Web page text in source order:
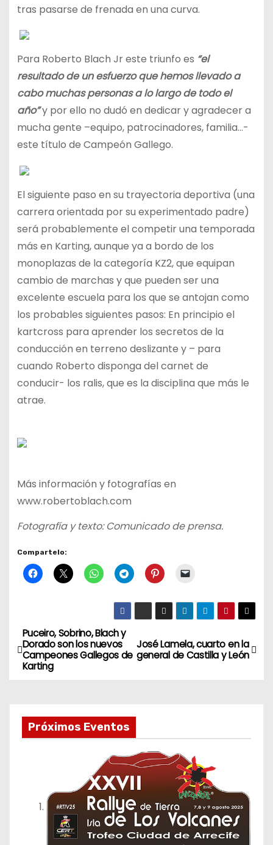
tras pasarse de frenada en una curva.
Para Roberto Blach Jr este triunfo es “el
resultado de un esfuerzo que hemos llevado a
cabo muchas personas a lo largo de todo el
año”y por ello no dudó en dedicar y agradecer a
mucha gente –equipo, patrocinadores, familia…-
este título de Campeón Gallego.
El siguiente paso en su trayectoria deportiva (una
carrera orientada por su experimentado padre)
será probablemente el competir una temporada
más en Karting, aunque ya a bordo de los
monoplazas de la categoría KZ2, que equipan
cambio de marchas y que pueden ser una
excelente escuela para los que se antojan como
los probables siguientes pasos: En principio el
kartcross para aprender los secretos de la
conducción en terreno deslizante y – para
cuando Roberto disponga del carnet de
conducir- los ralis, que es la disciplina que más le
atrae.
Más información y fotografías en
www.robertoblach.com
Fotografía y texto: Comunicado de prensa.
Compartelo:
N
a
e
g
José Lamela, cuarto en la
general de Castilla y León
Puceiro, Sobrino, Blach y
Dorado son los nuevos
Campeones Gallegos de
Karting
Próximos Eventos